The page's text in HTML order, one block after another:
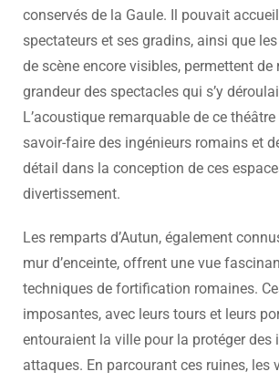
conservés de la Gaule. Il pouvait
spectateurs et ses gradins, ainsi que
de scène encore visibles, permettent de
grandeur des spectacles qui s’y
L’acoustique remarquable de ce
savoir-faire des ingénieurs romains et
détail dans la conception de ces
divertissement.
Les remparts d’Autun, également
mur d’enceinte, offrent une vue
techniques de fortification romaines.
imposantes, avec leurs tours et leurs
entouraient la ville pour la protéger des
attaques. En parcourant ces ruines, les